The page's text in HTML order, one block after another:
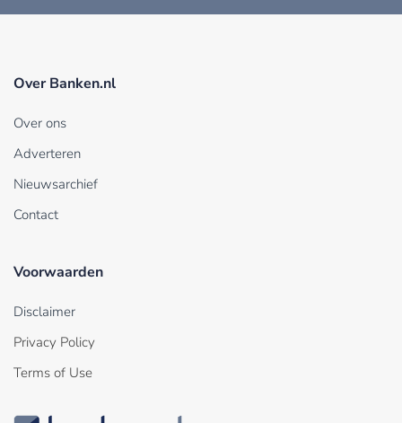
Over Banken.nl
Over ons
Adverteren
Nieuwsarchief
Contact
Voorwaarden
Disclaimer
Privacy Policy
Terms of Use